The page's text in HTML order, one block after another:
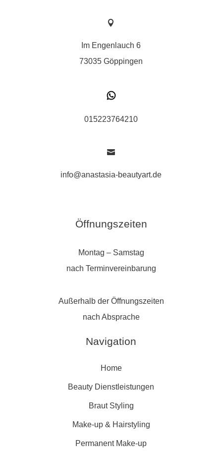

Im Engenlauch 6
73035 Göppingen
015223764210

info@anastasia-beautyart.de
Öffnungszeiten
Montag – Samstag
nach Terminvereinbarung
Außerhalb der Öffnungszeiten
nach Absprache
Navigation
Home
Beauty Dienstleistungen
Braut Styling
Make-up & Hairstyling
Permanent Make-up